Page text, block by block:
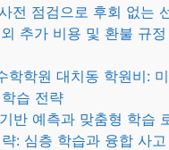
전 점검으로 후회 없는
추가 비용 및 환불 규
학학원 대치동 학원비:
습 전략
반 예측과 맞춤형 학습
: 심층 학습과 융합 사